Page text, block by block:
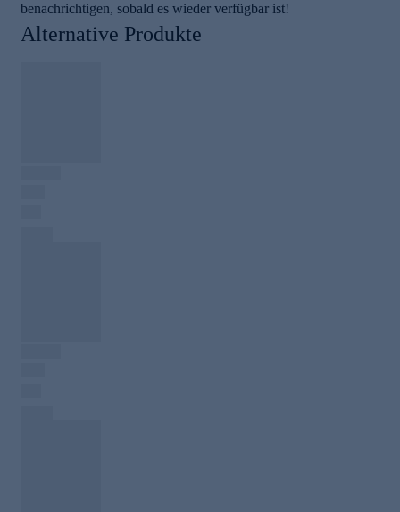
benachrichtigen, sobald es wieder verfügbar ist!
Alternative Produkte